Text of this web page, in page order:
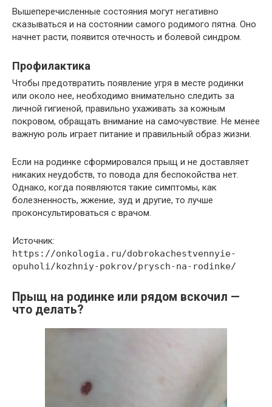
Вышеперечисленные состояния могут негативно
сказываться и на состоянии самого родимого пятна. Оно
начнет расти, появится отечность и болевой синдром.
Профилактика
Чтобы предотвратить появление угря в месте родинки
или около нее, необходимо внимательно следить за
личной гигиеной, правильно ухаживать за кожным
покровом, обращать внимание на самочувствие. Не менее
важную роль играет питание и правильный образ жизни.
Если на родинке сформировался прыщ и не доставляет
никаких неудобств, то повода для беспокойства нет.
Однако, когда появляются такие симптомы, как
болезненность, жжение, зуд и другие, то лучше
проконсультироваться с врачом.
Источник:
https://onkologia.ru/dobrokachestvennyie-
opuholi/kozhniy-pokrov/prysch-na-rodinke/
Прыщ на родинке или рядом вскочил —
что делать?